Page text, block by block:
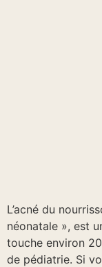
L’acné du
néonatale », est
touche environ
de pédiatrie. Si